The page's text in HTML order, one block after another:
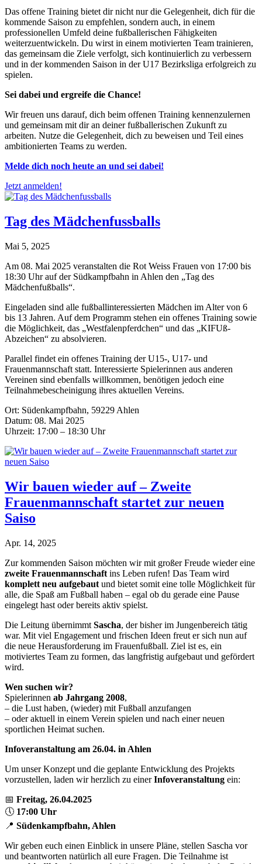
Das offene Training bietet dir nicht nur die Gelegenheit, dich für die
kommende Saison zu empfehlen, sondern auch, in einem
professionellen Umfeld deine fußballerischen Fähigkeiten
weiterzuentwickeln. Du wirst in einem motivierten Team trainieren,
das gemeinsam die Ziele verfolgt, sich kontinuierlich zu verbessern
und in der kommenden Saison in der U17 Bezirksliga erfolgreich zu
spielen.
Sei dabei und ergreife die Chance!
Wir freuen uns darauf, dich beim offenen Training kennenzulernen
und gemeinsam mit dir an deiner fußballerischen Zukunft zu
arbeiten. Nutze die Gelegenheit, dich zu beweisen und Teil eines
ambitionierten Teams zu werden.
Melde dich noch heute an und sei dabei!
Jetzt anmelden!
Tag des Mädchenfussballs
Mai 5, 2025
Am 08. Mai 2025 veranstalten die Rot Weiss Frauen von 17:00 bis
18:30 Uhr auf der Südkampfbahn in Ahlen den „Tag des
Mädchenfußballs“.
Eingeladen sind alle fußballinteressierten Mädchen im Alter von 6
bis 13 Jahren. Auf dem Programm stehen ein offenes Training sowie
die Möglichkeit, das „Westfalenpferdchen“ und das „KIFUß-
Abzeichen“ zu absolvieren.
Parallel findet ein offenes Training der U15-, U17- und
Frauenmannschaft statt. Interessierte Spielerinnen aus anderen
Vereinen sind ebenfalls willkommen, benötigen jedoch eine
Teilnahmebescheinigung ihres aktuellen Vereins.
Ort: Südenkampfbahn, 59229 Ahlen
Datum: 08. Mai 2025
Uhrzeit: 17:00 – 18:30 Uhr
Wir bauen wieder auf – Zweite
Frauenmannschaft startet zur neuen
Saiso
Apr. 14, 2025
Zur kommenden Saison möchten wir mit großer Freude wieder eine
zweite Frauenmannschaft ins Leben rufen! Das Team wird
komplett neu aufgebaut und bietet somit eine tolle Möglichkeit für
alle, die Spaß am Fußball haben – egal ob du gerade eine Pause
eingelegt hast oder bereits aktiv spielst.
Die Leitung übernimmt Sascha, der bisher im Jungenbereich tätig
war. Mit viel Engagement und frischen Ideen freut er sich nun auf
die neue Herausforderung im Frauenfußball. Ziel ist es, ein
motiviertes Team zu formen, das langfristig aufgebaut und gefördert
wird.
Wen suchen wir?
Spielerinnen ab Jahrgang 2008,
– die Lust haben, (wieder) mit Fußball anzufangen
– oder aktuell in einem Verein spielen und nach einer neuen
sportlichen Heimat suchen.
Infoveranstaltung am 26.04. in Ahlen
Um unser Konzept und die geplante Entwicklung des Projekts
vorzustellen, laden wir herzlich zu einerInfoveranstaltung ein:
📅 Freitag, 26.04.2025
🕔 17:00 Uhr
📍 Südenkampfbahn, Ahlen
Wir geben euch einen Einblick in unsere Pläne, stellen Sascha vor
und beantworten natürlich all eure Fragen. Die Teilnahme ist